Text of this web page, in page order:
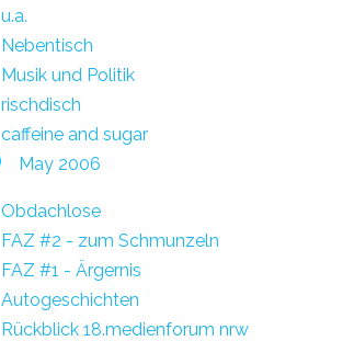
u.a.
Nebentisch
Musik und Politik
rischdisch
caffeine and sugar
May 2006
Obdachlose
FAZ #2 - zum Schmunzeln
FAZ #1 - Ärgernis
Autogeschichten
Rückblick 18.medienforum nrw